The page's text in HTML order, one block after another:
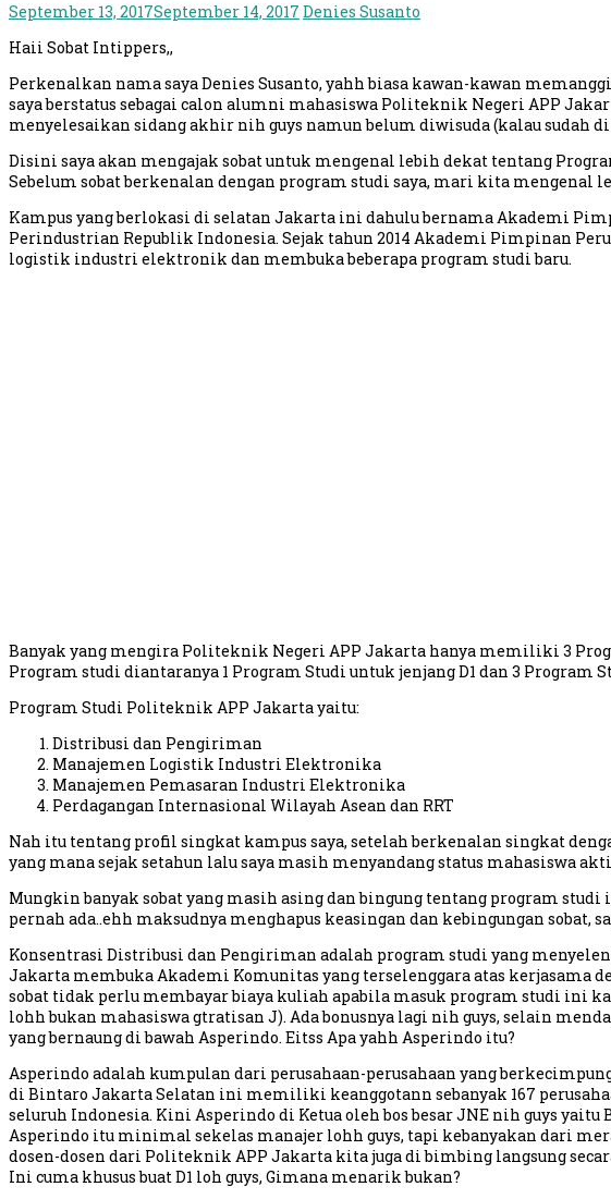
September 13, 2017September 14, 2017 Denies Susanto
Haii Sobat Intippers,,
Perkenalkan nama saya Denies Susanto, yahh biasa kawan-kawan
saya berstatus sebagai calon alumni mahasiswa Politeknik Negeri APP
menyelesaikan sidang akhir nih guys namun belum diwisuda (kalau sudah
Disini saya akan mengajak sobat untuk mengenal lebih dekat tentang
Sebelum sobat berkenalan dengan program studi saya, mari kita
Kampus yang berlokasi di selatan Jakarta ini dahulu bernama Akademi
Perindustrian Republik Indonesia. Sejak tahun 2014 Akademi Pimpinan
logistik industri elektronik dan membuka beberapa program studi baru.
Banyak yang mengira Politeknik Negeri APP Jakarta hanya memiliki 3
Program studi diantaranya 1 Program Studi untuk jenjang D1 dan 3 Program
Program Studi Politeknik APP Jakarta yaitu:
Distribusi dan Pengiriman
Manajemen Logistik Industri Elektronika
Manajemen Pemasaran Industri Elektronika
Perdagangan Internasional Wilayah Asean dan RRT
Nah itu tentang profil singkat kampus saya, setelah berkenalan singkat
yang mana sejak setahun lalu saya masih menyandang status mahasiswa
Mungkin banyak sobat yang masih asing dan bingung tentang program
pernah ada..ehh maksudnya menghapus keasingan dan kebingungan
Konsentrasi Distribusi dan Pengiriman adalah program studi yang
Jakarta membuka Akademi Komunitas yang terselenggara atas kerjasama
sobat tidak perlu membayar biaya kuliah apabila masuk program studi ini
lohh bukan mahasiswa gtratisan J). Ada bonusnya lagi nih guys, selain
yang bernaung di bawah Asperindo. Eitss Apa yahh Asperindo itu?
Asperindo adalah kumpulan dari perusahaan-perusahaan yang
di Bintaro Jakarta Selatan ini memiliki keanggotann sebanyak 167
seluruh Indonesia. Kini Asperindo di Ketua oleh bos besar JNE nih guys yaitu
Asperindo itu minimal sekelas manajer lohh guys, tapi kebanyakan dari
dosen-dosen dari Politeknik APP Jakarta kita juga di bimbing langsung
Ini cuma khusus buat D1 loh guys, Gimana menarik bukan?